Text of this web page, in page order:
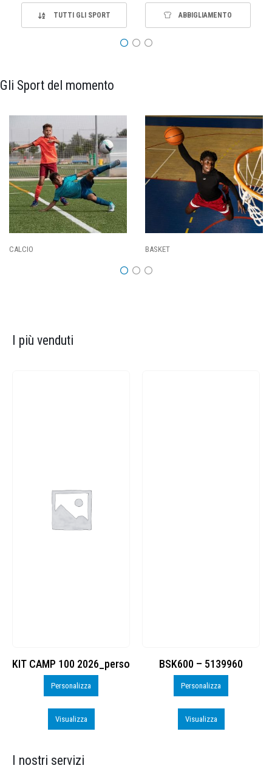
TUTTI GLI SPORT ABBIGLIAMENTO
Gli Sport del momento
I più venduti
KIT CAMP 100 2026_perso
Personalizza
Visualizza
BSK600 – 5139960
Personalizza
Visualizza
I nostri servizi